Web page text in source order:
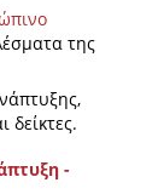
της
δείκτες.
-